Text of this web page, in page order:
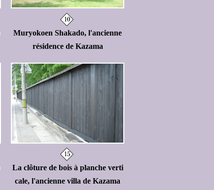
Muryokoen Shakado, l'ancienne
résidence de Kazama
La clôture de bois à planche verti
cale, l'ancienne villa de Kazama